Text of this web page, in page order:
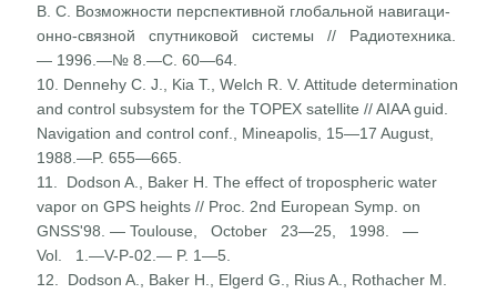
В. С. Возможности перспективной глобальной навигаци-
онно-связной спутниковой системы // Радиотехника.
— 1996.—№ 8.—С. 60—64.
10. Dennehy С. J., Kia Т., Welch R. V. Attitude determination
and control subsystem for the TOPEX satellite // AIAA guid.
Navigation and control conf., Mineapolis, 15—17 August,
1988.—P. 655—665.
11. Dodson A., Baker H. The effect of tropospheric water
vapor on GPS heights // Proc. 2nd European Symp. on
GNSS'98. — Toulouse, October 23—25, 1998. —
Vol. 1.—V-P-02.— P. 1—5.
12. Dodson A., Baker H., Elgerd G., Rius A., Rothacher M.